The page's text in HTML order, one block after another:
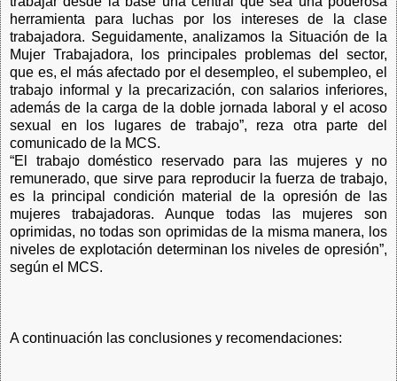
herramienta para luchas por los intereses de la clase
trabajadora. Seguidamente, analizamos la Situación de la
Mujer Trabajadora, los principales problemas del sector,
que es, el más afectado por el desempleo, el subempleo, el
trabajo informal y la precarización, con salarios inferiores,
además de la carga de la doble jornada laboral y el acoso
sexual en los lugares de trabajo”, reza otra parte del
comunicado de la MCS.
“El trabajo doméstico reservado para las mujeres y no
remunerado, que sirve para reproducir la fuerza de trabajo,
es la principal condición material de la opresión de las
mujeres trabajadoras. Aunque todas las mujeres son
oprimidas, no todas son oprimidas de la misma manera, los
niveles de explotación determinan los niveles de opresión”,
según el MCS.
A continuación las conclusiones y recomendaciones: